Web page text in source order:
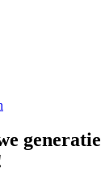
generatie